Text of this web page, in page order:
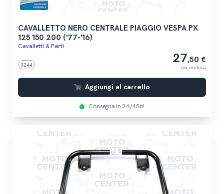
CAVALLETTO NERO CENTRALE PIAGGIO VESPA PX
125 150 200 ('77-'16)
Cavalletti & Parti
0244 27,50 €
iva inclusa
Aggiungi al carrello
Consegna in 24/48h!